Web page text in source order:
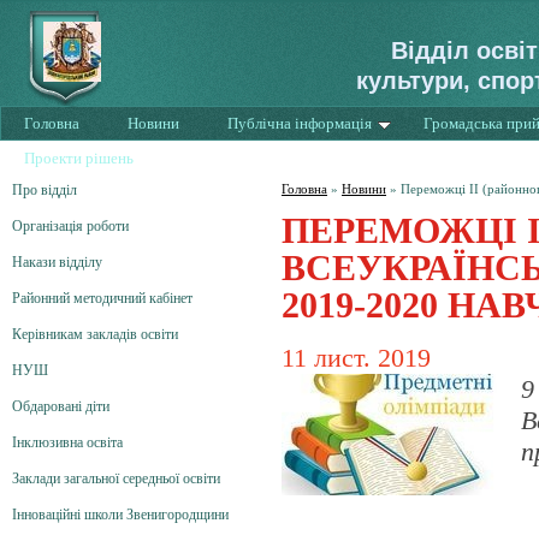
Відділ
культури,
Головна Новини Публічна інформація
Громадська
Проекти рішень
Про відділ
Організація роботи
Накази відділу
Районний методичний кабінет
Керівникам закладів освіти
НУШ
Обдаровані діти
Інклюзивна освіта
Заклади загальної середньої освіти
Інноваційні школи Звенигородщини
Головна » Новини » Переможці ІІ
ПЕРЕМОЖЦІ
2019-2020
11 лист. 2019